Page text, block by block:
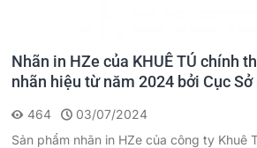
Nhãn in HZe của KHUÊ TÚ chính
nhãn hiệu từ năm 2024 bởi Cục Sở
464
03/07/2024
Sản phẩm nhãn in HZe của công ty Khuê